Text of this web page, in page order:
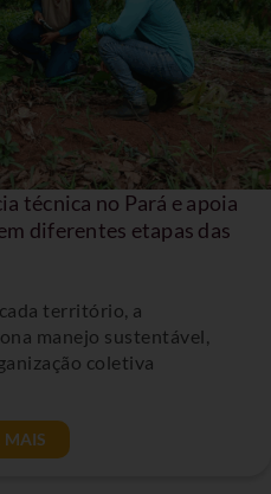
técnica no Pará e apoia
diferentes etapas das
território, a
manejo sustentável,
coletiva
MAIS